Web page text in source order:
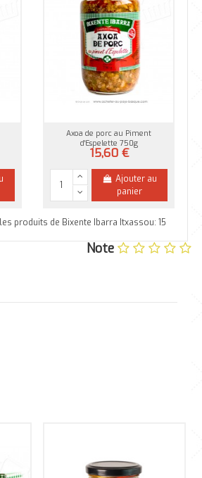
Axoa de porc au Piment
d'Espelette 750g
15,60 €
Ajouter au
panier
produits de Bixente Ibarra Itxassou: 15
Note